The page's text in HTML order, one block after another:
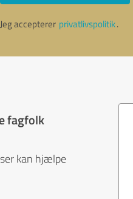
Jeg accepterer privatlivspolitik.
fagfolk
kan hjælpe